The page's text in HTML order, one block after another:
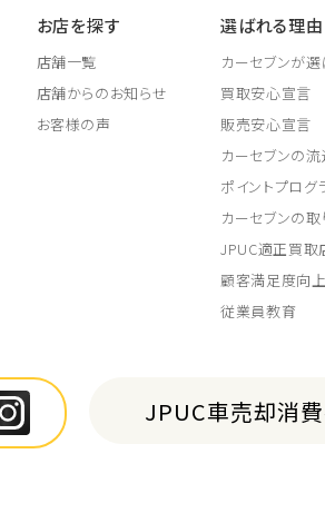
お店を探す
店舗一覧
店舗からのお知らせ
お客様の声
選ばれる理由
カーセブンが
買取安心宣言
販売安心宣言
カーセブンの
ポイントプログ
カーセブンの
JPUC適正買取
顧客満足度向
従業員教育
JPUC車売却消